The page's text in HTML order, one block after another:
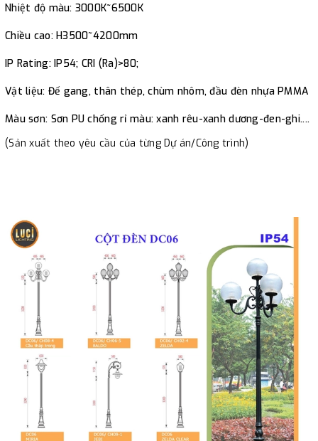
Nhiệt độ màu: 3000K~6500K
Chiều cao: H3500~4200mm
IP Rating: IP54; CRI (Ra)>80;
Vật liệu: Đế gang, thân thép, chùm nhôm, đầu đèn nhựa PMMA
Màu sơn: Sơn PU chống rỉ màu: xanh rêu-xanh dương-đen-ghi....
(Sản xuất theo yêu cầu của từng Dự án/Công trình)